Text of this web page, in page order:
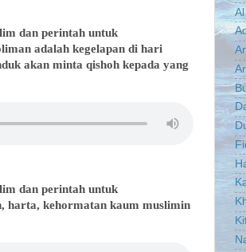
dan perintah untuk
adalah kegelapan di hari
akan minta qishoh kepada yang
dan perintah untuk
harta, kehormatan kaum muslimin